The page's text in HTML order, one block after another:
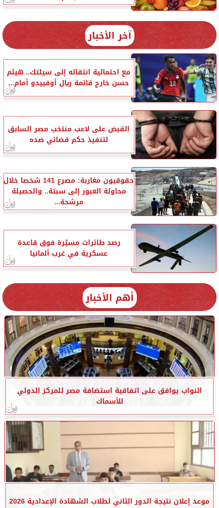
آخر الأخبار
مع احتمالية انتقاله إلى سيلتك.. هيثم
حسن خارج قائمة ريال أوفييدو أمام...
القبض على لاعب منتخب مصر السابق
لتنفيذ حكم قضائي ضده
حقوقيون مغاربة: مصرع 141 شخصا خلال
محاولة العبور إلى سبتة.. والحصيلة
مرشحة...
رصد طائرات مسيّرة فوق قاعدة
عسكرية في غرب ألمانيا
أهم الأخبار
النواب يوافق على اتفاقية استضافة مصر للمركز الدولي
للأسماك
موعد إعلان نتيجة الدور الثاني لطلاب الشهادة الإعدادية 2026